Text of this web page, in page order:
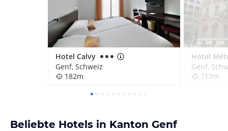
Hotel Calvy
Genf, Schweiz
182m
Genf,
717m
Beliebte Hotels in Kanton Genf